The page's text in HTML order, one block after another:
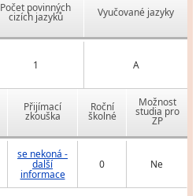
Počet povinných
cizích jazyků Vyučované jazyky
1 A
Přijímací
zkouška
Roční
školné
Možnost
studia pro
ZP
se nekoná -
další
informace
0 Ne